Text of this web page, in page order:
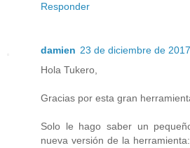
Responder
damien 23 de diciembre de
Hola Tukero,
Gracias por esta gran
Solo le hago saber un
nueva versión de la